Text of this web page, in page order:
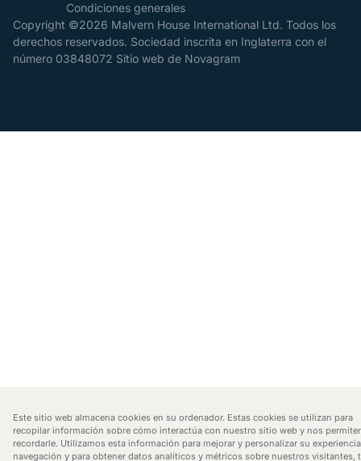
Este sitio web almacena cookies en su ordenador. Estas cookies se utilizan para
recopilar información sobre cómo interactúa con nuestro sitio web y nos
recordarle. Utilizamos esta información para mejorar y personalizar su
navegación y para obtener datos analíticos y métricos sobre nuestros visitantes,
Condiciones generales
Copyright ©2026 Malvern House International Ltd. Todos los
derechos reservados. Sociedad inscrita en Inglaterra con el
número 03848072 Sitio web de Novagram